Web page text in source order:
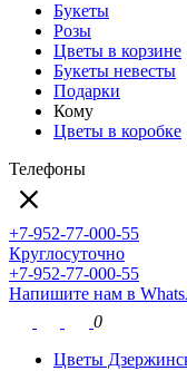
Букеты
Розы
Цветы в корзине
Букеты невесты
Подарки
Кому
Цветы в коробке
Телефоны
+7-952-77-000-55
Круглосуточно
+7-952-77-000-55
Напишите нам в
0
Цветы